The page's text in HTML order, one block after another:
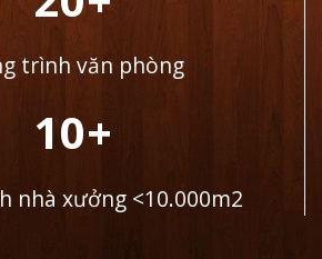
trình văn phòng
10+
nhà xưởng <10.000m2